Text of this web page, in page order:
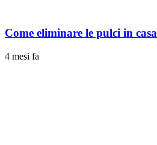
Come eliminare le pulci in casa
4 mesi fa